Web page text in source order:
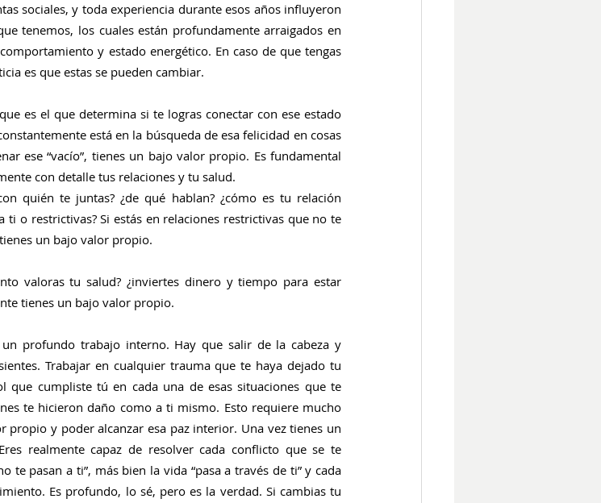
sociales, y toda experiencia durante esos años influyeron
tenemos, los cuales están profundamente arraigados en
y estado energético. En caso de que tengas
es que estas se pueden cambiar.
es el que determina si te logras conectar con ese estado
está en la búsqueda de esa felicidad en cosas
ese “vacío”, tienes un bajo valor propio. Es fundamental
con detalle tus relaciones y tu salud.
quién te juntas? ¿de qué hablan? ¿cómo es tu relación
ti o restrictivas? Si estás en relaciones restrictivas que no te
un bajo valor propio.
valoras tu salud? ¿inviertes dinero y tiempo para estar
tienes un bajo valor propio.
profundo trabajo interno. Hay que salir de la cabeza y
Trabajar en cualquier trauma que te haya dejado tu
que cumpliste tú en cada una de esas situaciones que te
te hicieron daño como a ti mismo. Esto requiere mucho
propio y poder alcanzar esa paz interior. Una vez tienes un
realmente capaz de resolver cada conflicto que se te
te pasan a ti”, más bien la vida “pasa a través de ti” y cada
Es profundo, lo sé, pero es la verdad. Si cambias tu